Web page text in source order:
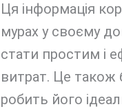
Ця інформація
мурах у своєму
стати простим і
витрат. Це також
робить його